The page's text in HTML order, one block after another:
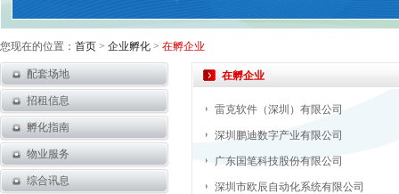
您现在的位置： 首页 > 企业孵化 > 在孵企业
在孵企业
雷克软件（深圳）有限公司
深圳鹏迪数字产业有限公司
广东国笔科技股份有限公司
深圳市欧辰自动化系统有限公司
配套场地
招租信息
孵化指南
物业服务
综合讯息